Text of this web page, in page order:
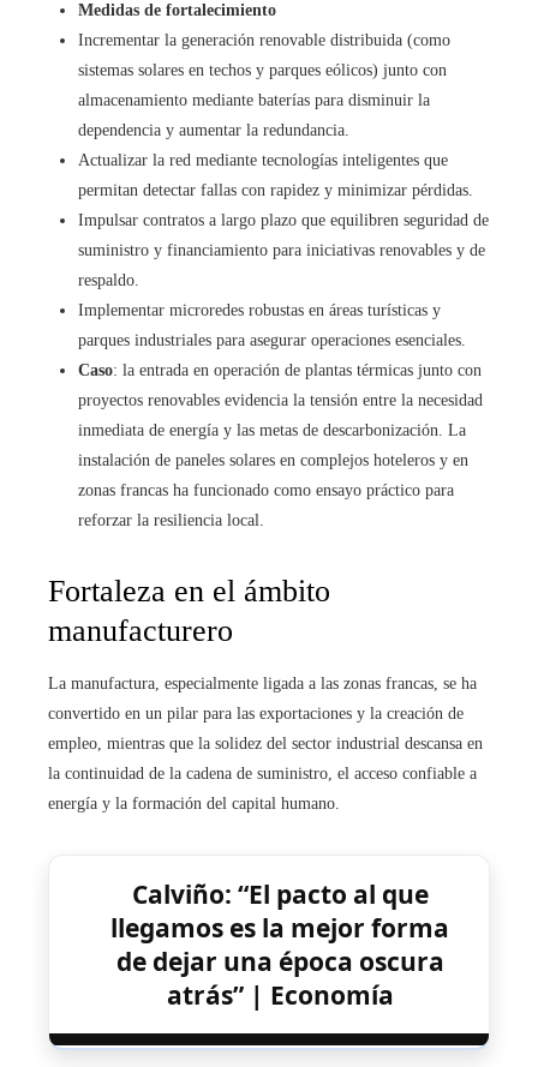
Medidas de fortalecimiento
Incrementar la generación renovable distribuida (como
sistemas solares en techos y parques eólicos) junto con
almacenamiento mediante baterías para disminuir la
dependencia y aumentar la redundancia.
Actualizar la red mediante tecnologías inteligentes que
permitan detectar fallas con rapidez y minimizar pérdidas.
Impulsar contratos a largo plazo que equilibren seguridad de
suministro y financiamiento para iniciativas renovables y de
respaldo.
Implementar microredes robustas en áreas turísticas y
parques industriales para asegurar operaciones esenciales.
Caso: la entrada en operación de plantas térmicas junto con
proyectos renovables evidencia la tensión entre la necesidad
inmediata de energía y las metas de descarbonización. La
instalación de paneles solares en complejos hoteleros y en
zonas francas ha funcionado como ensayo práctico para
reforzar la resiliencia local.
Fortaleza en el ámbito
manufacturero
La manufactura, especialmente ligada a las zonas francas, se ha
convertido en un pilar para las exportaciones y la creación de
empleo, mientras que la solidez del sector industrial descansa en
la continuidad de la cadena de suministro, el acceso confiable a
energía y la formación del capital humano.
Calviño: “El pacto al que
llegamos es la mejor forma
de dejar una época oscura
atrás” | Economía